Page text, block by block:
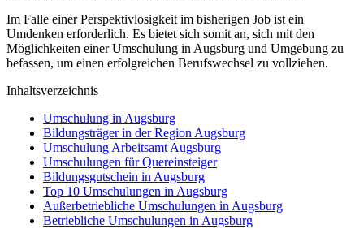
Im Falle einer Perspektivlosigkeit im bisherigen Job ist ein
Umdenken erforderlich. Es bietet sich somit an, sich mit den
Möglichkeiten einer Umschulung in Augsburg und Umgebung zu
befassen, um einen erfolgreichen Berufswechsel zu vollziehen.
Inhaltsverzeichnis
Umschulung in Augsburg
Bildungsträger in der Region Augsburg
Umschulung Arbeitsamt Augsburg
Umschulungen für Quereinsteiger
Bildungsgutschein in Augsburg
Top 10 Umschulungen in Augsburg
Außerbetriebliche Umschulungen in Augsburg
Betriebliche Umschulungen in Augsburg